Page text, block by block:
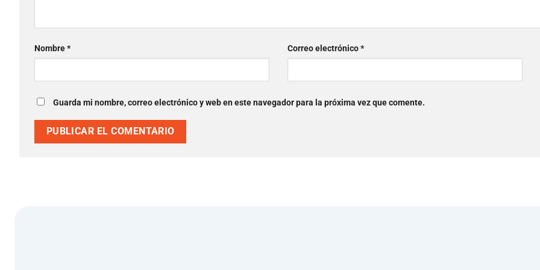
Nombre* Correo electrónico*
Guarda mi nombre, correo electrónico y web en este navegador para la próxima vez que comente.